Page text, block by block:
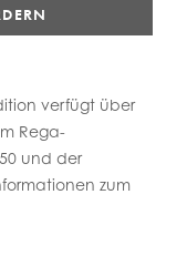
verfügt über
Rega-
und der
zum